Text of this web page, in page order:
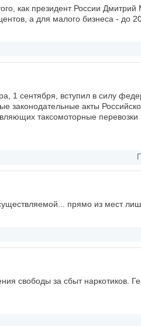
как президент России Дмитрий
а для малого бизнеса - до
1 сентября, вступил в силу
законодательные акты
таксомоторные перевозки
прямо из мест
свободы за сбыт наркотиков.